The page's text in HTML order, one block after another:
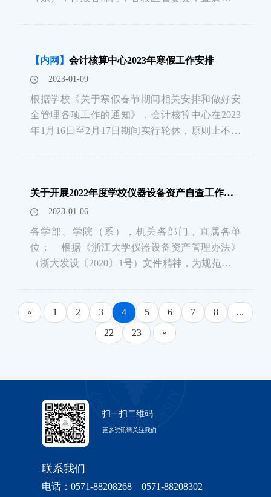
下：一、时间安排 &n
【内网】 会计核算中心2023年寒假工作安排
2023-01-09
根据学校《关于寒假春节期间相关安排和做好安
全管理各项工作的通知》，会计核算中心在2023
年1月16日至2月17日期间实行轮休，原则上不对
理。寒假期间紧急业务不等候报销实行网上
关于开展2022年度学校仪器设备资产自查工作的通知
2023-01-06
各学部、学院（系），机关各部门，直属各单
位： 根据《浙江大学仪器设备资产管理办法》
（浙大发设〔2020〕1号）文件精神，为规范我校
用”原则，现启动全校仪器设备资产年度自查工作,
现就有关事项通
« 1 2 3 4 5 6 7 8
...
22
23 »
扫一扫二维码
更多资讯请关注我们
联系我们
电话：0571-88208268 0571-88208302